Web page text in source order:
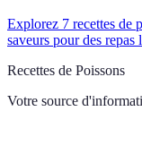
Explorez 7 recettes de
saveurs pour des repas
Recettes de Poissons
Votre source